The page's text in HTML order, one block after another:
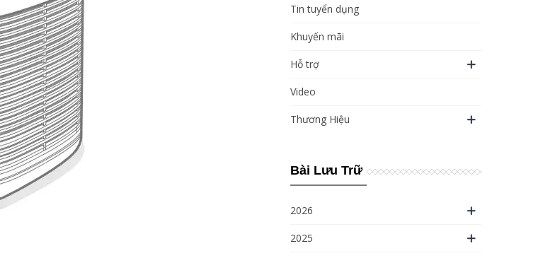
Tin tuyển dụng
Khuyến mãi
Hỗ trợ
Video
Thương Hiệu
Bài Lưu Trữ
2026
2025